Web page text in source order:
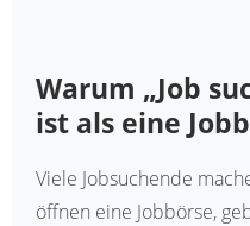
Warum „Job
ist als eine
Viele Jobsuchende
öffnen eine Jobbörse,